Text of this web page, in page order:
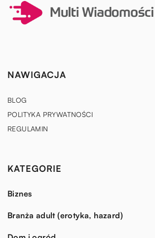
NAWIGACJA
BLOG
POLITYKA PRYWATNOŚCI
REGULAMIN
KATEGORIE
Biznes
Branża adult (erotyka, hazard)